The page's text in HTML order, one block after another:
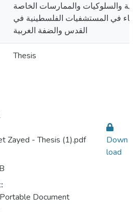
والسلوكيات والممارسات الخاصة
في المستشفيات الفلسطينية في
القدس والضفة الغربية
Thesis
Zayed - Thesis (1).pdf
Document
Down
load